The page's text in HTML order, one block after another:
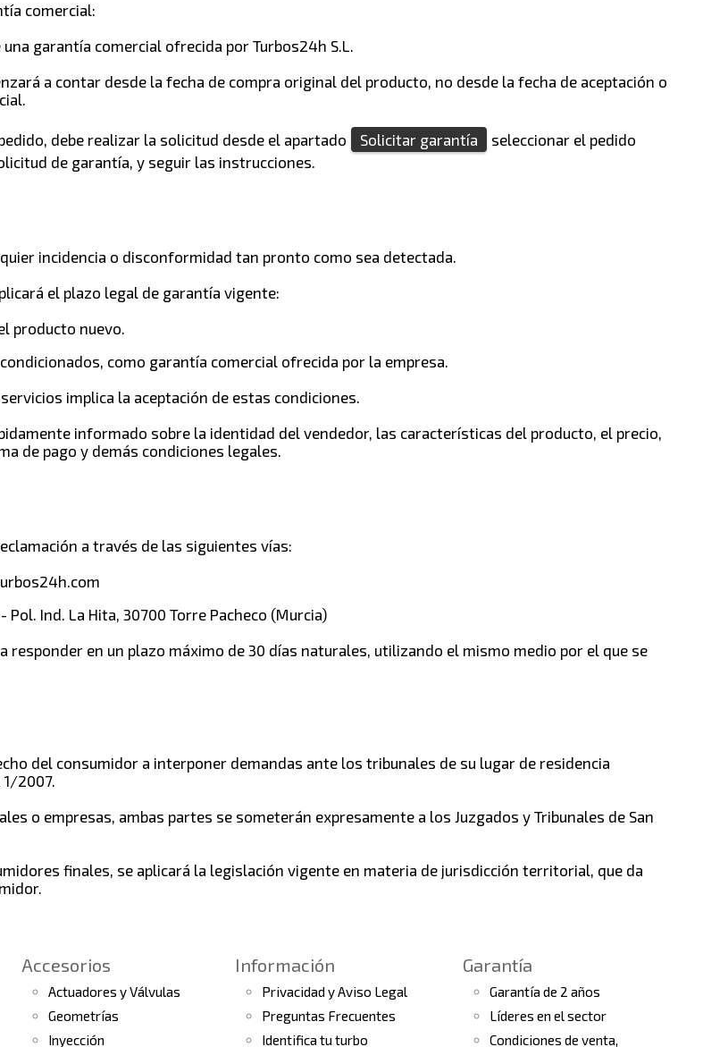
comercial:
garantía comercial ofrecida por Turbos24h S.L.
a contar desde la fecha de compra original del producto, no desde la fecha de aceptación o
debe realizar la solicitud desde el apartado Solicitar garantía
seleccionar el pedido
de garantía, y seguir las instrucciones.
incidencia o disconformidad tan pronto como sea detectada.
el plazo legal de garantía vigente:
producto nuevo.
como garantía comercial ofrecida por la empresa.
implica la aceptación de estas condiciones.
informado sobre la identidad del vendedor, las características del producto, el precio,
de pago y demás condiciones legales.
a través de las siguientes vías:
Pol. Ind. La Hita, 30700 Torre Pacheco (Murcia)
responder en un plazo máximo de 30 días naturales, utilizando el mismo medio por el que se
del consumidor a interponer demandas ante los tribunales de su lugar de residencia
2007.
o empresas, ambas partes se someterán expresamente a los Juzgados y Tribunales de San
finales, se aplicará la legislación vigente en materia de jurisdicción territorial, que da
Accesorios
Actuadores y Válvulas
Geometrías
Inyección
Información
Privacidad y Aviso Legal
Preguntas Frecuentes
Identifica tu turbo
Garantía
Garantía de 2 años
Líderes en el sector
Condiciones de venta,